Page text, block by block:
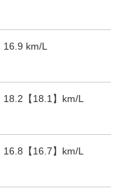
16.9 km/L
18.2【18.1】km/L
16.8【16.7】km/L